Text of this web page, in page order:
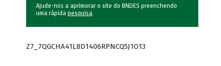
Ajude-nos a aprimorar o site do BNDES preenchendo
uma rápida pesquisa.
Z7_7QGCHA41L8D1406RPNCQ5J1O13